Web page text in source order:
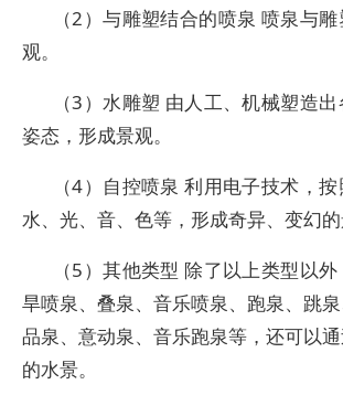
（2）与雕塑结合的喷泉 喷泉与
观。
（3）水雕塑 由人工、机械塑造
姿态，形成景观。
（4）自控喷泉 利用电子技术，
水、光、音、色等，形成奇异、变幻的
（5）其他类型 除了以上类型以外
旱喷泉、叠泉、音乐喷泉、跑泉、跳
品泉、意动泉、音乐跑泉等，还可以
的水景。